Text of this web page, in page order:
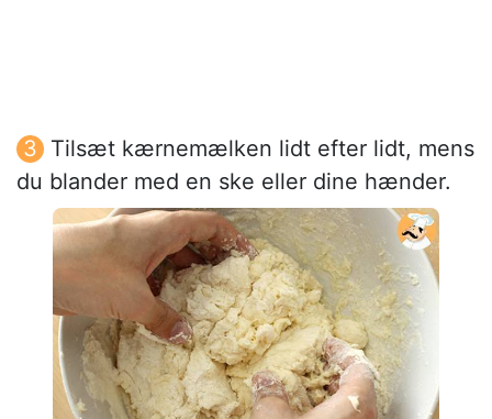
Tilsæt kærnemælken lidt efter lidt, mens
du blander med en ske eller dine hænder.